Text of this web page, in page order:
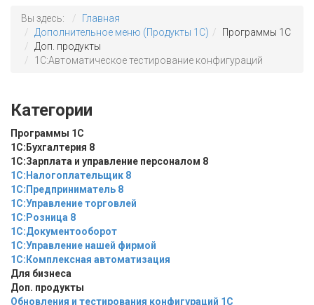
Вы здесь:
Главная
Дополнительное меню (Продукты 1С)
Программы 1С
Доп. продукты
1С:Автоматическое тестирование конфигураций
Категории
Программы 1С
1С:Бухгалтерия 8
1С:Зарплата и управление персоналом 8
1С:Налогоплательщик 8
1С:Предприниматель 8
1С:Управление торговлей
1С:Розница 8
1С:Документооборот
1С:Управление нашей фирмой
1С:Комплексная автоматизация
Для бизнеса
Доп. продукты
Обновления и тестирования конфигураций 1С